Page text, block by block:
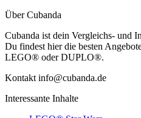
Über Cubanda
Cubanda ist dein Vergleichs- und
Du findest hier die besten
LEGO® oder DUPLO®.
Kontakt info@cubanda.de
Interessante Inhalte